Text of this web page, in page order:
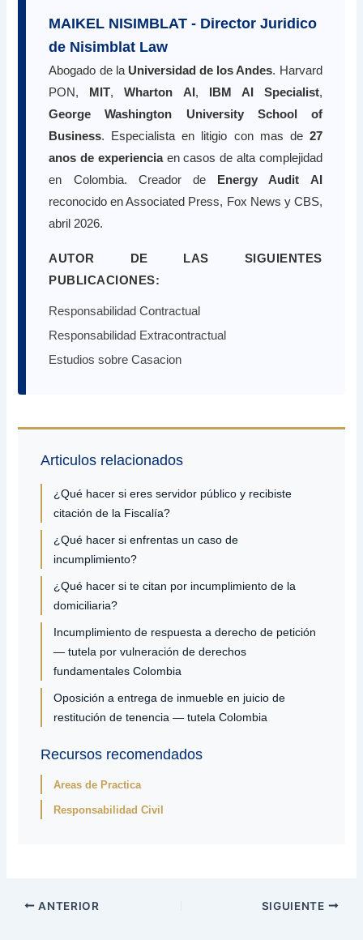
MAIKEL NISIMBLAT - Director Juridico
de Nisimblat Law
Abogado de la Universidad de los Andes. Harvard
PON, MIT,Wharton AI, IBM AI Specialist,
George Washington University School of
Business. Especialista en litigio con mas de 27
anos de experienciaen casos de alta complejidad
en Colombia. Creador de Energy Audit AI
reconocido en Associated Press, Fox News y CBS,
abril 2026.
AUTOR DE LAS SIGUIENTES
PUBLICACIONES:
Responsabilidad Contractual
Responsabilidad Extracontractual
Estudios sobre Casacion
Articulos relacionados
¿Qué hacer si eres servidor público y recibiste
citación de la Fiscalía?
¿Qué hacer si enfrentas un caso de
incumplimiento?
¿Qué hacer si te citan por incumplimiento de la
domiciliaria?
Incumplimiento de respuesta a derecho de petición
— tutela por vulneración de derechos
fundamentales Colombia
Oposición a entrega de inmueble en juicio de
restitución de tenencia — tutela Colombia
Recursos recomendados
Areas de Practica
Responsabilidad Civil
ANTERIOR SIGUIENTE